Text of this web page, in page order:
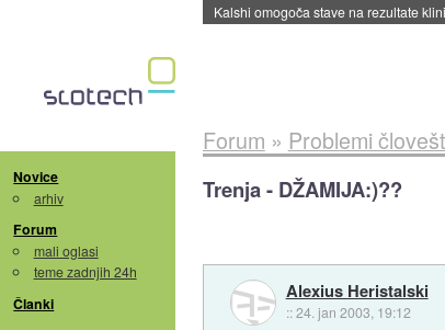
Kalshi omogoča stave na rezultate
Novice
arhiv
Forum
mali oglasi
teme zadnjih 24h
Članki
Forum » Problemi
Trenja - DŽAMIJA:)??
Alexius Heristalski
::24. jan 2003, 19:12